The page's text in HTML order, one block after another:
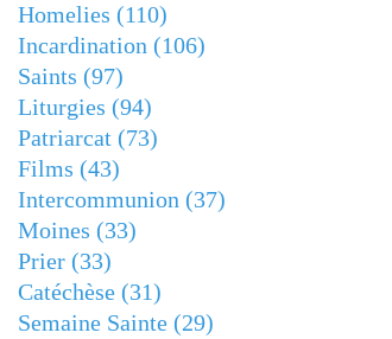
Homelies (110)
Incardination (106)
Saints (97)
Liturgies (94)
Patriarcat (73)
Films (43)
Intercommunion (37)
Moines (33)
Prier (33)
Catéchèse (31)
Semaine Sainte (29)